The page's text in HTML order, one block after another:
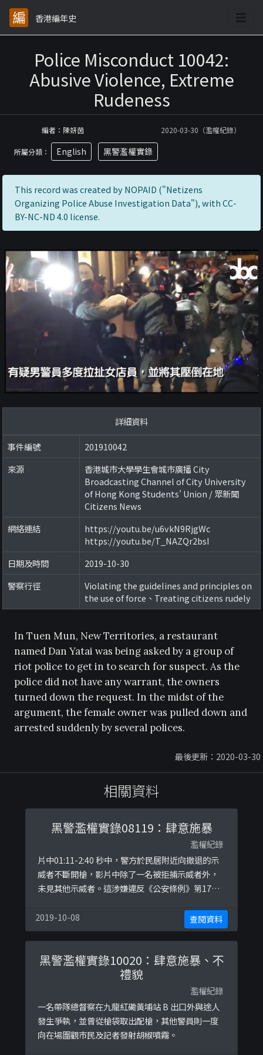
香港編年史
Police Misconduct 10042:
Abusive Violence, Extreme
Rudeness
編者：陳妍茵 2020-03-30（濫權紀錄）
所屬分類： English 黑警濫權實錄
This record was created by NOPAID ("Netizens
Organizing Police Abuse Investigation Data"), with CC-
BY-NC-ND 4.0 license.
詳細資料
事件編號
201910042
來源
香港城市大學學生會城市廣播 City
Broadcasting Channel of City University
of Hong Kong Students' Union / 眾新聞
Citizens News
網絡連結
https://youtu.be/u6vkN9RjgWc
https://youtu.be/T_NAZQr2bsI
日期及時間
2019-10-30
警察行徑
Violating the guidelines and principles on
the use of force、Treating citizens rudely
In Tuen Mun, New Territories, a restaurant
named Dan Yatai was being asked by a group of
riot police to get in to search for suspect. As the
police did not have any warrant, the owners
turned down the request. In the midst of the
argument, the female owner was pulled down and
arrested suddenly by several polices.
最後更新：2020-03-30
相關資料
黑警濫權實錄08119：肆意施暴
濫權紀錄
片中01:11-2:40 秒中，警方於民居附近向撤退的示
威者不斷開槍，影片中除了一名被拒捕示威者外，
未見其他示威者。這涉嫌違反《公安條例》第17條
解散公眾聚集時，只可以使用「合理所需的武
力」。
2019-10-08 查閱資料
黑警濫權實錄10020：肆意施暴、不
禮貌
濫權紀錄
一名帶隊總督察在九龍紅磡黃埔站 B 出口外與途人
發生爭執，並曾從槍袋取出配槍，其他警員則一度
向在場圍觀市民及記者發射胡椒噴霧。